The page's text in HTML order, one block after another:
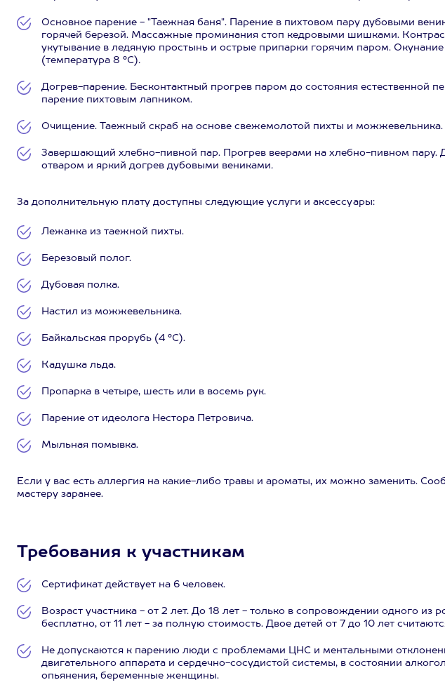
Основное парение - "Таежная баня". Парение в пихтовом пару дубовыми
горячей березой. Массажные проминания стоп кедровыми шишками.
укутывание в ледяную простынь и острые припарки горячим паром.
(температура 8 °C).
Догрев-парение. Бесконтактный прогрев паром до состояния естественной
парение пихтовым лапником.
Очищение. Таежный скраб на основе свежемолотой пихты и можжевельника.
Завершающий хлебно-пивной пар. Прогрев веерами на хлебно-пивном
отваром и яркий догрев дубовыми вениками.
За дополнительную плату доступны следующие услуги и аксессуары:
Лежанка из таежной пихты.
Березовый полог.
Дубовая полка.
Настил из можжевельника.
Байкальская прорубь (4 °C).
Кадушка льда.
Пропарка в четыре, шесть или в восемь рук.
Парение от идеолога Нестора Петровича.
Мыльная помывка.
Если у вас есть аллергия на какие-либо травы и ароматы, их можно заменить.
мастеру заранее.
Требования к участникам
Сертификат действует на 6 человек.
Возраст участника - от 2 лет. До 18 лет - только в сопровождении одного из
бесплатно, от 11 лет - за полную стоимость. Двое детей от 7 до 10 лет
Не допускаются к парению люди с проблемами ЦНС и ментальными
двигательного аппарата и сердечно-сосудистой системы, в состоянии
опьянения, беременные женщины.